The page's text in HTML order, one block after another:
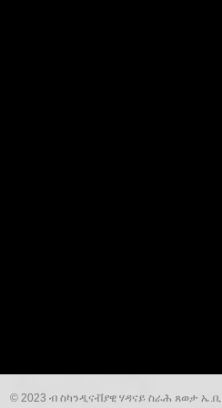
© 2023 ብ ስካንዲናቭያዊ ሃዳናይ ስራሕ ጸወታ ኤ.ቢ